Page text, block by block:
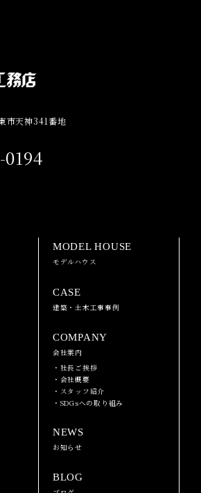
市天神341番地
MODEL HOUSE
モデルハウス
CASE
建築・土木工事事例
COMPANY
会社案内
・社長ご挨拶
・会社概要
・スタッフ紹介
・SDGsへの取り組み
NEWS
お知らせ
BLOG